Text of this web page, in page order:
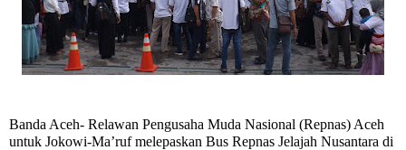
Banda Aceh- Relawan Pengusaha Muda Nasional (Repnas) Aceh
untuk Jokowi-Ma’ruf melepaskan Bus Repnas Jelajah Nusantara di